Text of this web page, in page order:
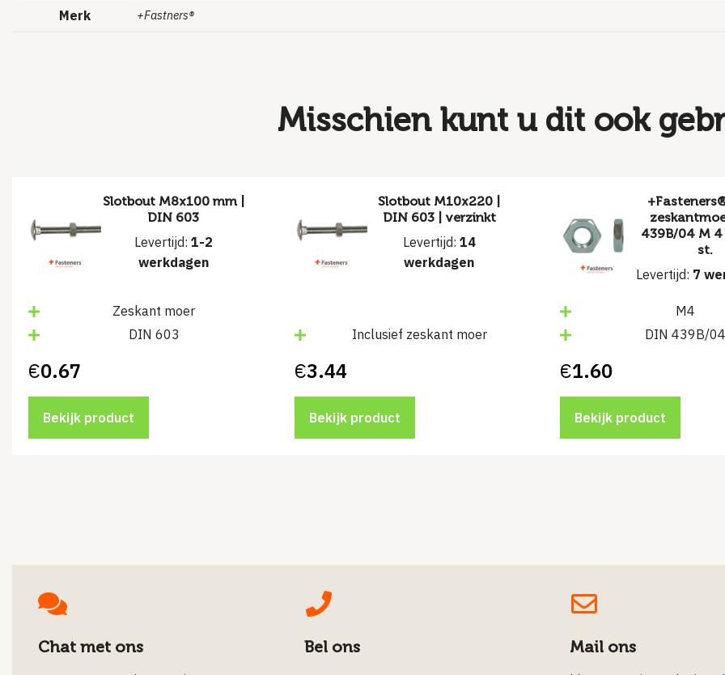
Merk +Fastners®
Misschien kunt u dit ook
Slotbout M8x100 mm |
DIN 603
Levertijd: 1-2
werkdagen
Zeskant moer
DIN 603
€0.67
Bekijk product
Slotbout M10x220 |
DIN 603 | verzinkt
Levertijd: 14
werkdagen
Inclusief zeskant moer
€3.44
Bekijk product
439B/04 M 4
st.
Levertijd: 7
M4
DIN 439B/
€1.60
Bekijk product
Chat met ons Bel ons Mail ons